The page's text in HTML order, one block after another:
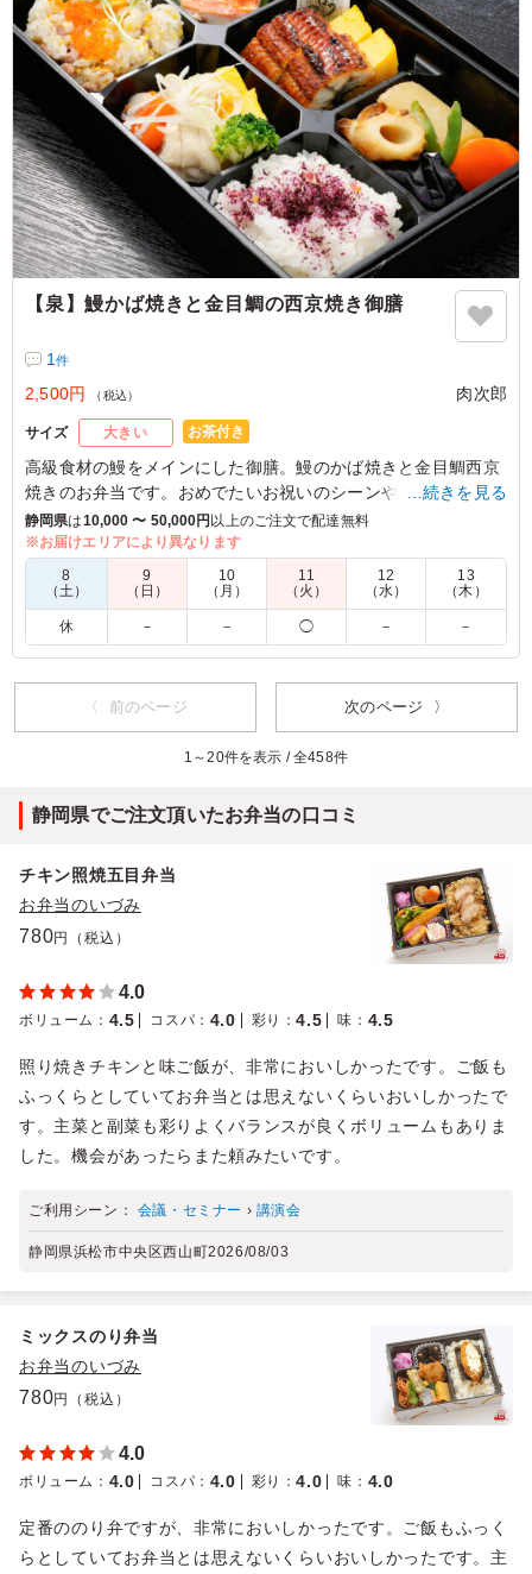
静岡県静岡市葵区黒金町2026/03/14
【泉】鰻かば焼きと金目鯛の西京焼き御膳
1件
2,500円 （税込） 肉次郎
サイズ 大きい お茶付き
高級食材の鰻をメインにした御膳。鰻のかば焼きと金目鯛西京
焼きのお弁当です。おめでたいお祝いのシーンや、接待でも重
宝されているお弁当。老若男女皆から喜ばれる和食で、ご飯も
2種類楽しめる幕ノ内風になっています。ぜひご利用くださ
い。
4.5
種類も大まかに6つに分かれ、アクサせない工夫がこられ
ていると思いました。また、味がしっかりした食べ物や薄
味に味付けした食べ物などあり、いが持たれにくい工夫な
どこらしていると思いました。
…続きを見る
静岡県は10,000 〜 50,000円以上のご注文で配達無料
※お届けエリアにより異なります
8
（土）
9
（日）
10
（月）
11
（火）
12
（水）
13
（木）
休 － － ◯ － －
〈 前のページ 次のページ 〉
1～20件を表示 / 全458件
静岡県でご注文頂いたお弁当の口コミ
チキン照焼五目弁当
お弁当のいづみ
780円（税込）
4.0
ボリューム ： 4.5 コスパ ： 4.0 彩り ：4.5 味 ： 4.5
照り焼きチキンと味ご飯が、非常においしかったです。ご飯も
ふっくらとしていてお弁当とは思えないくらいおいしかったで
す。主菜と副菜も彩りよくバランスが良くボリュームもありま
した。機会があったらまた頼みたいです。
ご利用シーン： 会議・セミナー › 講演会
静岡県浜松市中央区西山町2026/08/03
ミックスのり弁当
お弁当のいづみ
780円（税込）
4.0
ボリューム ： 4.0 コスパ ： 4.0 彩り ：4.0 味 ： 4.0
定番ののり弁ですが、非常においしかったです。ご飯もふっく
らとしていてお弁当とは思えないくらいおいしかったです。主